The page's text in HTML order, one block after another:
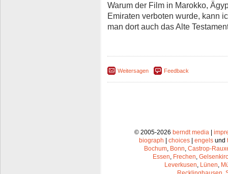
Warum der Film in Marokko,
Emiraten verboten wurde, kann
man dort auch das Alte
Weitersagen Feedback
© 2005-2026 berndt media |
biograph | choices | engels und
Bochum Bonn Castrop-
Essen Frechen
Leverkusen Lünen